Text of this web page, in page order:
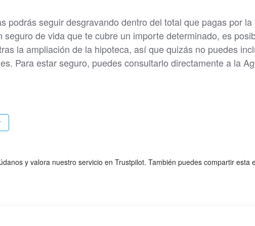
podrás seguir desgravando dentro del total que pagas por
de vida que te cubre un importe determinado, es
la ampliación de la hipoteca, así que quizás no puedes
Para estar seguro, puedes consultarlo directamente a la
y valora nuestro servicio en Trustpilot. También puedes compartir esta